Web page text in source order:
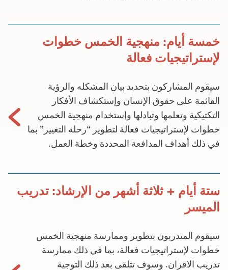
خمسة أيام: منهجية الخمس خطوات
لإستراتيجيات فعالة
سيقوم المشاركون بتحديد بيان المشكله والرؤية
القائمة على حقوق الإنسان وإستكشاف الأفكار
التكتيكية وتعلمها وتبادلها وإستخدام منهجية الخمس
خطوات لإستراتيجيات فعالة لتطوير “رحلة التغيير” بما
في ذلك أهداف المدافعة المحددة وخطة العمل.
ستة أيام + ثلاثة أشهر من الإرشاد: تدريب
الميسر
سيقوم المتدربون بتطوير وممارسة منهجية الخمس
خطوات لإستراتيجيات فعالة، بما في ذلك ممارسة
تدريب الاقران. وسوف تتلقى بعد ذلك التوجية